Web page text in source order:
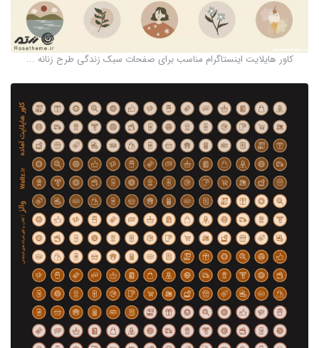
کاور هایلایت اینستاگرام مناسب برای صفحات سبک زندگی طرح زنانه ...